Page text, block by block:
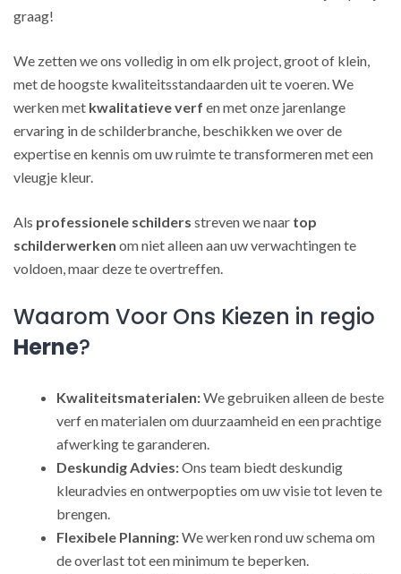
graag!
We zetten we ons volledig in om elk project, groot of klein,
met de hoogste kwaliteitsstandaarden uit te voeren. We
werken met kwalitatieve verf en met onze jarenlange
ervaring in de schilderbranche, beschikken we over de
expertise en kennis om uw ruimte te transformeren met een
vleugje kleur.
Als professionele schilders streven we naar top
schilderwerken om niet alleen aan uw verwachtingen te
voldoen, maar deze te overtreffen.
Waarom Voor Ons Kiezen in regio
Herne?
Kwaliteitsmaterialen:We gebruiken alleen de beste
verf en materialen om duurzaamheid en een prachtige
afwerking te garanderen.
Deskundig Advies:Ons team biedt deskundig
kleuradvies en ontwerpopties om uw visie tot leven te
brengen.
Flexibele Planning:We werken rond uw schema om
de overlast tot een minimum te beperken.